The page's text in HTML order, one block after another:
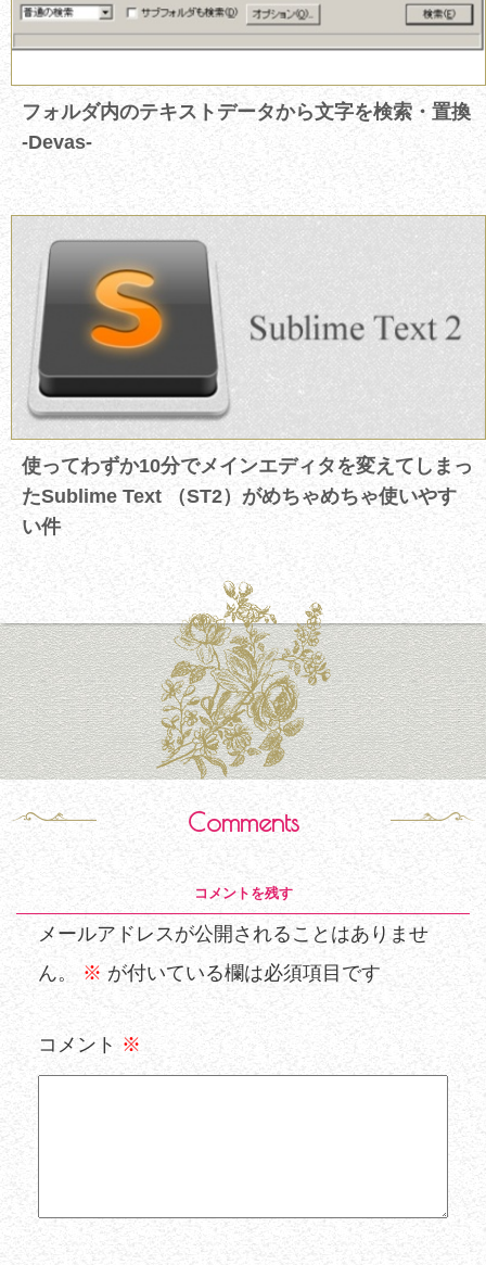
フォルダ内のテキストデータから文字を検索・置換
-Devas-
使ってわずか10分でメインエディタを変えてしまっ
たSublime Text （ST2）がめちゃめちゃ使いやす
い件
Comments
コメントを残す
メールアドレスが公開されることはありませ
ん。
※ が付いている欄は必須項目です
コメント ※